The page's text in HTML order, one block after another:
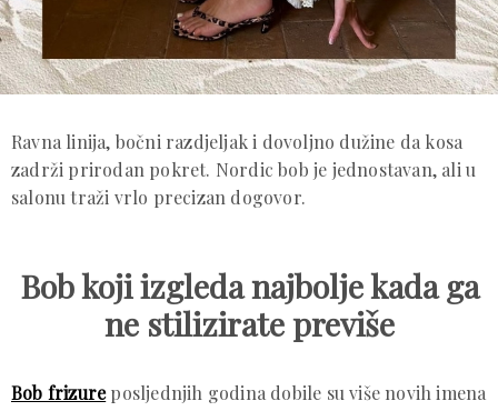
Ravna linija, bočni razdjeljak i dovoljno dužine da kosa
zadrži prirodan pokret. Nordic bob je jednostavan, ali u
salonu traži vrlo precizan dogovor.
Bob koji izgleda najbolje kada ga
ne stilizirate previše
Bob frizure posljednjih godina dobile su više novih imena